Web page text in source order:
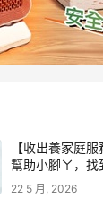
【收出養家庭服
幫助小腳ㄚ，找
22 5 月, 2026